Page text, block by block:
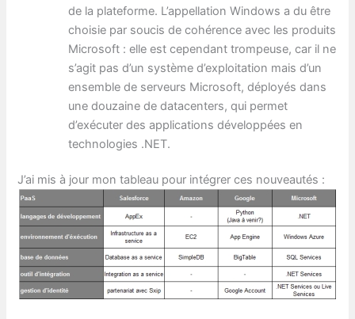
de la plateforme. L’appellation Windows a du être
choisie par soucis de cohérence avec les produits
Microsoft : elle est cependant trompeuse, car il ne
s’agit pas d’un système d’exploitation mais d’un
ensemble de serveurs Microsoft, déployés dans
une douzaine de datacenters, qui permet
d’exécuter des applications développées en
technologies .NET.
J’ai mis à jour mon tableau pour intégrer ces nouveautés :